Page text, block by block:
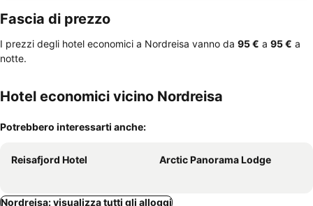
Fascia di prezzo
I prezzi degli hotel economici a Nordreisa vanno da ‎95 € a ‎95 € a
notte.
Hotel economici vicino Nordreisa
Potrebbero interessarti anche:
Reisafjord Hotel Arctic Panorama Lodge
Nordreisa: visualizza tutti gli alloggi